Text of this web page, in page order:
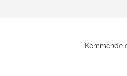
Kommende